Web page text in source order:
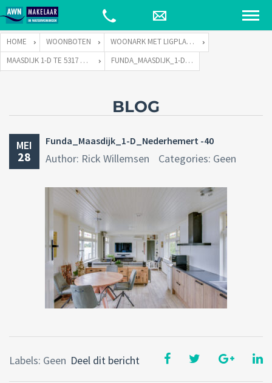
HOME WOONBOTEN
WOONARK MET LIGPLAATS
MAASDIJK 1-D TE 5317 KP NEDERHEMERT
FUNDA_MAASDIJK_1-D_NEDERHEMERT -40
BLOG
MEI
28
Funda_Maasdijk_1-D_Nederhemert -40
Author: Rick Willemsen Categories: Geen
Deel dit bericht
Labels: Geen